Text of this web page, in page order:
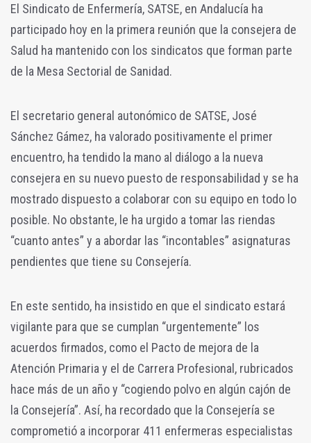
El Sindicato de Enfermería, SATSE, en Andalucía ha
participado hoy en la primera reunión que la consejera de
Salud ha mantenido con los sindicatos que forman parte
de la Mesa Sectorial de Sanidad.
El secretario general autonómico de SATSE, José
Sánchez Gámez, ha valorado positivamente el primer
encuentro, ha tendido la mano al diálogo a la nueva
consejera en su nuevo puesto de responsabilidad y se ha
mostrado dispuesto a colaborar con su equipo en todo lo
posible. No obstante, le ha urgido a tomar las riendas
“cuanto antes” y a abordar las “incontables” asignaturas
pendientes que tiene su Consejería.
En este sentido, ha insistido en que el sindicato estará
vigilante para que se cumplan “urgentemente” los
acuerdos firmados, como el Pacto de mejora de la
Atención Primaria y el de Carrera Profesional, rubricados
hace más de un año y “cogiendo polvo en algún cajón de
la Consejería”. Así, ha recordado que la Consejería se
comprometió a incorporar 411 enfermeras especialistas